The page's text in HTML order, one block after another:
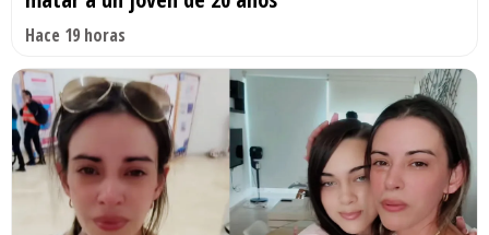
Hace 19 horas